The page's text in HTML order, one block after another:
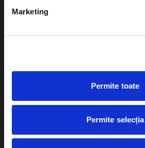
Marketing
Permite toate
Permite selecția
Diverse
Despre noi
Contact